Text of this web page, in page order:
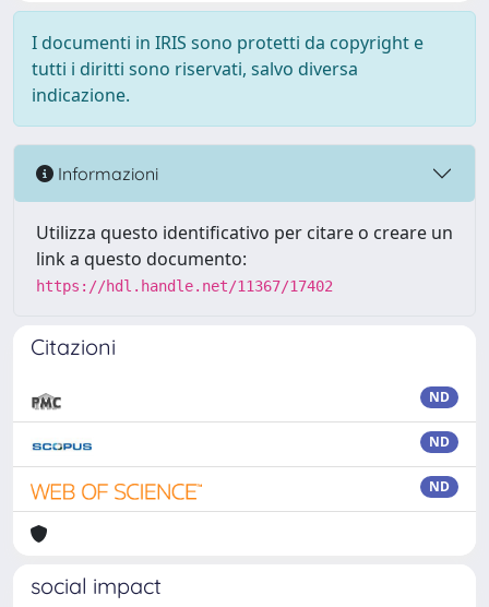
I documenti in IRIS sono protetti da copyright e
tutti i diritti sono riservati, salvo diversa
indicazione.
Informazioni
Utilizza questo identificativo per citare o creare un
link a questo documento:
https://hdl.handle.net/11367/17402
Citazioni
ND
ND
ND
social impact